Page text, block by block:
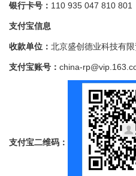
银行卡号： 110 935 047 810 801
支付宝信息
收款单位： 北京盛创德业科技有限
支付宝账号： china-
支付宝二维码：